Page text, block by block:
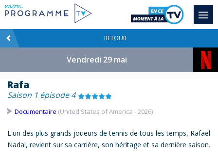
RETOUR
Vendredi 29 mai
Rafa
Saison 1 épisode 4
Documentaire (United States of America - 2026)
L'un des plus grands joueurs de tennis de tous les temps, Rafael
Nadal, revient sur sa carrière, son héritage et sa dernière saison.